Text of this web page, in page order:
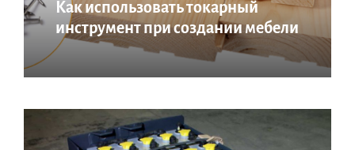
Как использовать токарный
инструмент при создании мебели